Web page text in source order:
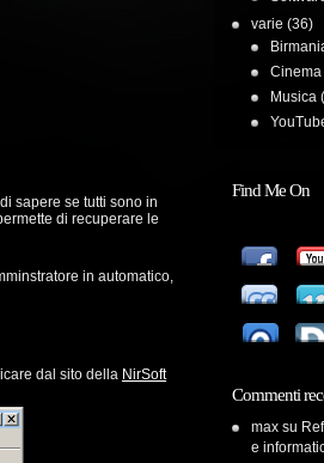
sapere se tutti sono in
di recuperare le
in automatico,
dal sito della NirSoft
varie (36)
Cinema
Musica
Find Me On
Commenti
max su
e